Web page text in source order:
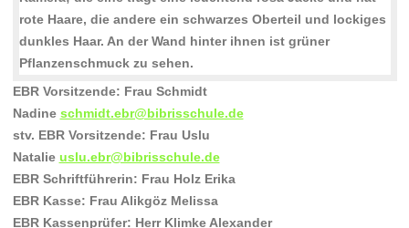
EBR Vorsitzende: Frau Schmidt
Nadine schmidt.ebr@bibrisschule.de
stv. EBR Vorsitzende: Frau Uslu
Natalie uslu.ebr@bibrisschule.de
EBR Schriftführerin: Frau Holz Erika
EBR Kasse: Frau Alikgöz Melissa
EBR Kassenprüfer: Herr Klimke Alexander